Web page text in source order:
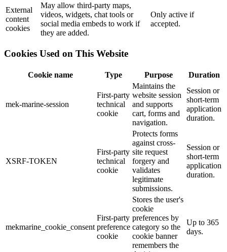
External
content
cookies
May allow third-party maps,
videos, widgets, chat tools or
social media embeds to work if
they are added.
Only active if
accepted.
Cookies Used on This Website
Cookie name Type Purpose Duration
mek-marine-session
First-party
technical
cookie
Maintains the
website session
and supports
cart, forms and
navigation.
Session or
short-term
application
duration.
XSRF-TOKEN
First-party
technical
cookie
Protects forms
against cross-
site request
forgery and
validates
legitimate
submissions.
Session or
short-term
application
duration.
mekmarine_cookie_consent
First-party
preference
cookie
Stores the user's
cookie
preferences by
category so the
cookie banner
remembers the
Up to 365
days.